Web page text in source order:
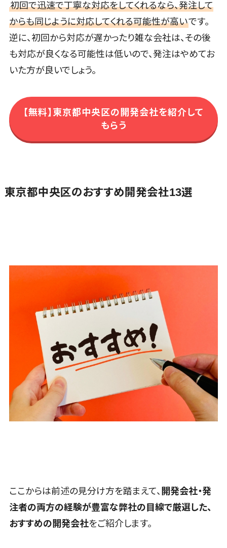
援システム
配送ルート最
ス
障害福祉ソフ
ト
介護ソフト
行サービス
診療予約シス
歯科向け電
歯科予約シス
テム
リハビリ管理
システム
管理システム
不動産業務
不動産ホーム
ページ制作
初回で迅速で丁寧な対応をしてくれるなら、発注して
からも同じように対応してくれる可能性が高いです。
逆に、初回から対応が遅かったり雑な会社は、その後
も対応が良くなる可能性は低いので、発注はやめてお
いた方が良いでしょう。
【無料】東京都中央区の開発会社を紹介して
もらう
東京都中央区のおすすめ開発会社13選
ここからは前述の見分け方を踏まえて、 開発会社・発
注者の両方の経験が豊富な弊社の目線で厳選した、
おすすめの開発会社をご紹介します。